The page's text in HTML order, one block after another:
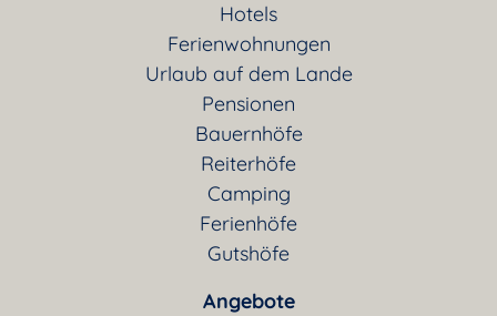
Hotels
Ferienwohnungen
Urlaub auf dem Lande
Pensionen
Bauernhöfe
Reiterhöfe
Camping
Ferienhöfe
Gutshöfe
Angebote